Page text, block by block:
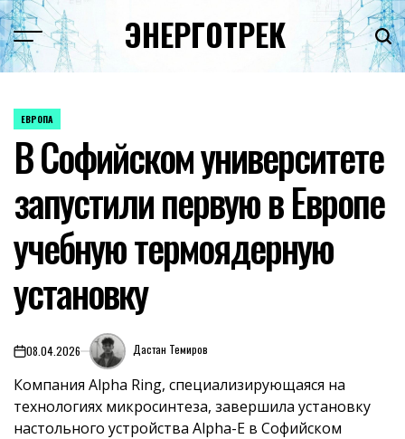
Перейти
к
содержимому
ЭНЕРГОТРЕК
ОПУБЛИКОВАНО
ЕВРОПА
В Софийском университете
запустили первую в Европе
учебную термоядерную
установку
on08.04.2026 Дастан Темиров
Компания Alpha Ring, специализирующаяся на
технологиях микросинтеза, завершила установку
настольного устройства Alpha-E в Софийском